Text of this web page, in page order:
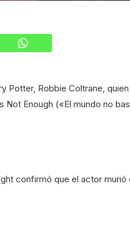
Potter, Robbie Coltrane,
Enough («El mundo no
confirmó que el actor